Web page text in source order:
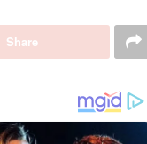
Share